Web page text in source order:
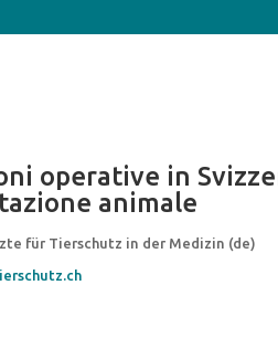
operative in
animale
für Tierschutz in der Medizin (de)